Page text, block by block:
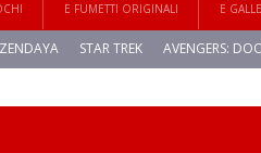
E FUMETTI ORIGINALI E
ZENDAYA STAR TREK AVENGERS: